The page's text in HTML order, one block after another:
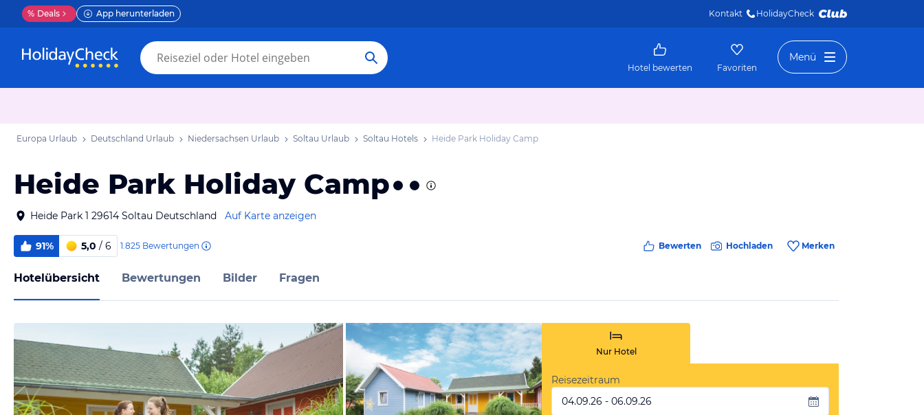
% Deals App herunterladen Kontakt HolidayCheck
Hotel bewerten Favoriten
Menü
Europa Urlaub Deutschland Urlaub Niedersachsen Urlaub Soltau Urlaub Soltau Hotels Heide Park Holiday Camp
Heide Park Holiday Camp
Heide Park 1 29614 Soltau Deutschland Auf Karte anzeigen
91% 5,0 / 6 1.825 Bewertungen Bewerten Hochladen Merken
Hotelübersicht Bewertungen Bilder Fragen
Nur Hotel
Reisezeitraum
04.09.26 - 06.09.26